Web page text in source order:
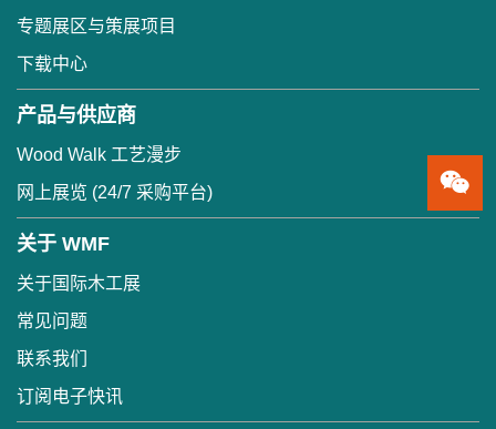
专题展区与策展项目
下载中心
产品与供应商
Wood Walk 工艺漫步
网上展览 (24/7 采购平台)
关于 WMF
关于国际木工展
常见问题
联系我们
订阅电子快讯